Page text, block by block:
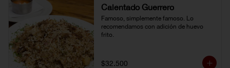
Calentado Guerrero
Famoso, simplemente famoso. Lo
recomendamos con adición de huevo
frito.
$32.500